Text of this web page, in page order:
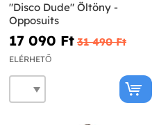
"Disco Dude" Öltöny -
Opposuits
17 090 Ft‎ 31 490 Ft‎
ELÉRHETŐ